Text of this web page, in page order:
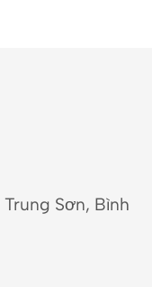
Sơn, Bình